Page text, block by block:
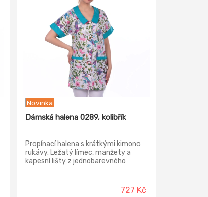
Novinka
Dámská halena 0289, kolibřík
Propínací halena s krátkými kimono
rukávy. Ležatý límec, manžety a
kapesní lišty z jednobarevného
727 Kč